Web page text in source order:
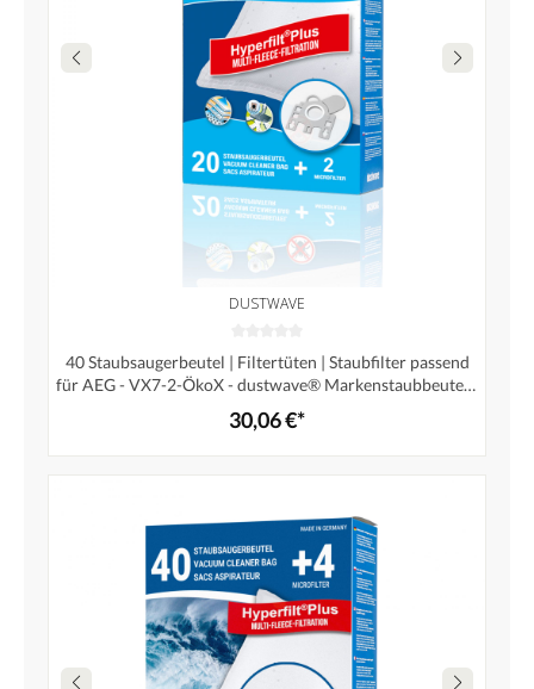
DUSTWAVE
40 Staubsaugerbeutel | Filtertüten | Staubfilter passend
für AEG - VX7-2-ÖkoX - dustwave® Markenstaubbeutel /
Made in Germany + inkl. 4 Microfilter (Superpack)
30,06 €*